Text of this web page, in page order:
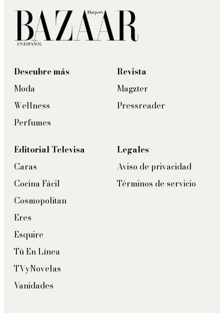
Descubre más
Moda
Wellness
Perfumes
Revista
Magzter
Pressreader
Editorial Televisa
Caras
Cocina Fácil
Cosmopolitan
Eres
Esquire
Tú En Línea
TVyNovelas
Vanidades
Legales
Aviso de privacidad
Términos de servicio